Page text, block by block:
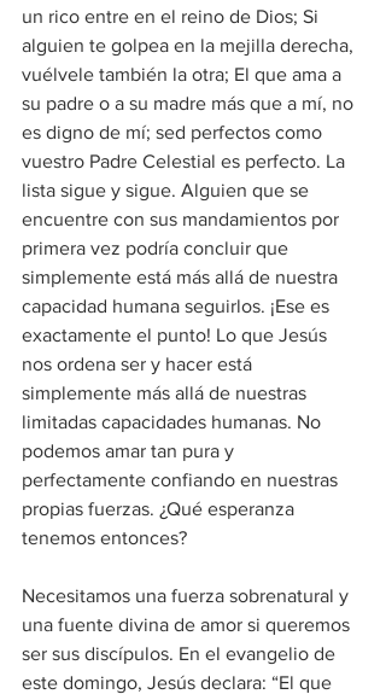
un rico entre en el reino de Dios; Si
alguien te golpea en la mejilla derecha,
vuélvele también la otra; El que ama a
su padre o a su madre más que a mí, no
es digno de mí; sed perfectos como
vuestro Padre Celestial es perfecto. La
lista sigue y sigue. Alguien que se
encuentre con sus mandamientos por
primera vez podría concluir que
simplemente está más allá de nuestra
capacidad humana seguirlos. ¡Ese es
exactamente el punto! Lo que Jesús
nos ordena ser y hacer está
simplemente más allá de nuestras
limitadas capacidades humanas. No
podemos amar tan pura y
perfectamente confiando en nuestras
propias fuerzas. ¿Qué esperanza
tenemos entonces?
Necesitamos una fuerza sobrenatural y
una fuente divina de amor si queremos
ser sus discípulos. En el evangelio de
este domingo, Jesús declara: “El que